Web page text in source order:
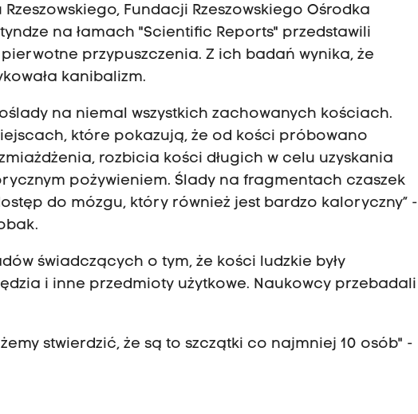
Fundacji Rzeszowskiego Ośrodka
na łamach "Scientific Reports" przedstawili
przypuszczenia. Z ich badań wynika, że
kanibalizm.
na niemal wszystkich zachowanych kościach.
które pokazują, że od kości próbowano
rozbicia kości długich w celu uzyskania
pożywieniem. Ślady na fragmentach czaszek
do mózgu, który również jest bardzo kaloryczny” -
świadczących o tym, że kości ludzkie były
i inne przedmioty użytkowe. Naukowcy przebadali
stwierdzić, że są to szczątki co najmniej 10 osób" -